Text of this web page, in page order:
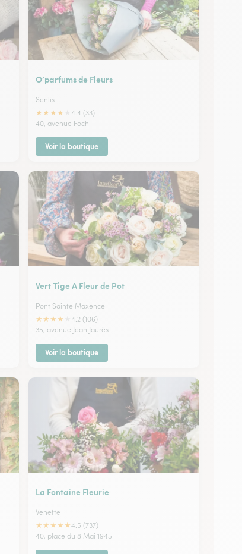
O’parfums de Fleurs
Senlis
★★★★
4.4 (33)
40, avenue Foch
Voir la boutique
Vert Tige A Fleur de Pot
Pont Sainte Maxence
★★★★
4.2 (106)
35, avenue Jean Jaurès
Voir la boutique
La Fontaine Fleurie
Venette
★★★★★4.5 (737)
40, place du 8 Mai 1945